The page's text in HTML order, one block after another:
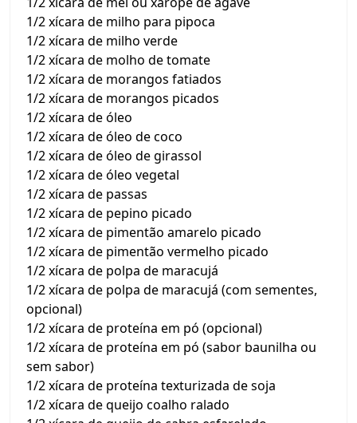
1/2 xícara de milho para pipoca
1/2 xícara de milho verde
1/2 xícara de molho de tomate
1/2 xícara de morangos fatiados
1/2 xícara de morangos picados
1/2 xícara de óleo
1/2 xícara de óleo de coco
1/2 xícara de óleo de girassol
1/2 xícara de óleo vegetal
1/2 xícara de passas
1/2 xícara de pepino picado
1/2 xícara de pimentão amarelo picado
1/2 xícara de pimentão vermelho picado
1/2 xícara de polpa de maracujá
1/2 xícara de polpa de maracujá (com sementes,
opcional)
1/2 xícara de proteína em pó (opcional)
1/2 xícara de proteína em pó (sabor baunilha ou
sem sabor)
1/2 xícara de proteína texturizada de soja
1/2 xícara de queijo coalho ralado